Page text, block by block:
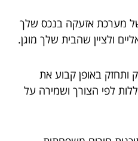
מערכת אזעקה בנכס שלך
ולציין שהבית שלך מוגן.
באופן קבוע את
לפי הצורך ושמירה על